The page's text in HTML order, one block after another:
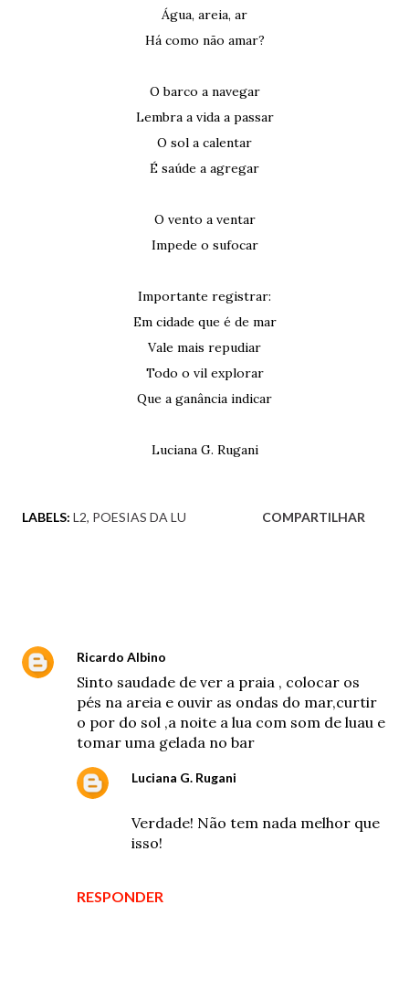
Água, areia, ar
Há como não amar?
O barco a navegar
Lembra a vida a passar
O sol a calentar
É saúde a agregar
O vento a ventar
Impede o sufocar
Importante registrar:
Em cidade que é de mar
Vale mais repudiar
Todo o vil explorar
Que a ganância indicar
Luciana G. Rugani
LABELS: L2 POESIAS DA LU COMPARTILHAR
Ricardo Albino
Sinto saudade de ver a praia , colocar os
pés na areia e ouvir as ondas do mar,curtir
o por do sol ,a noite a lua com som de luau e
tomar uma gelada no bar
RESPONDER
Luciana G. Rugani
Verdade! Não tem nada melhor que
isso!